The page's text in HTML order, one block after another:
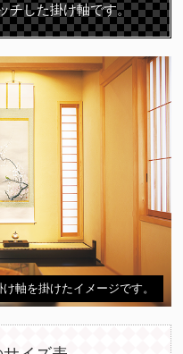
チした掛け軸です。
軸を掛けたイメージです。